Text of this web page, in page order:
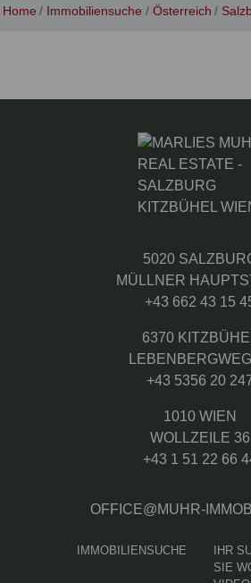
Home Immobiliensuche Österreich
5020
MÜLLNER
+43 662 43 15
6370
+43 5356 20
1010 WIEN
WOLLZEILE 36
+43 1 51 22 66
OFFICE@MUHR-
IMMOBILIENSUCHE
IHR
SIE